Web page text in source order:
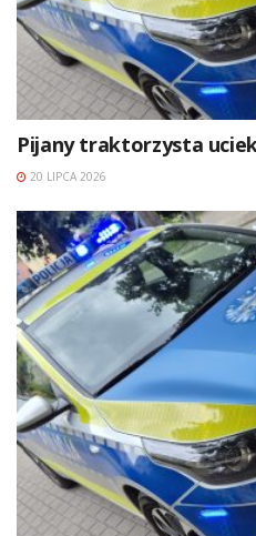
Pijany traktorzysta
20 LIPCA 2026